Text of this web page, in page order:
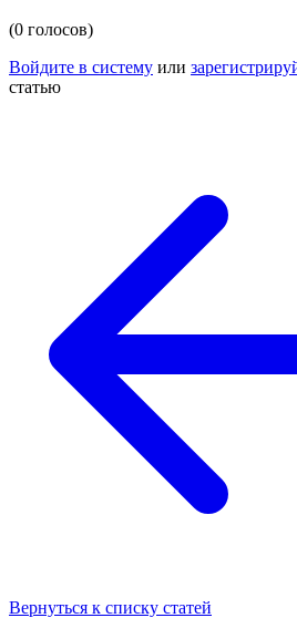
(0 голосов)
Войдите в систему или
статью
Вернуться к списку статей